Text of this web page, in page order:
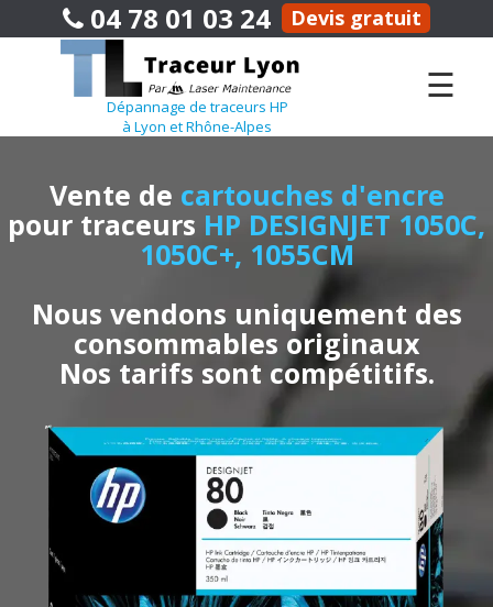
04 78 01 03 24 Devis gratuit
Dépannage de traceurs HP
à Lyon et Rhône-Alpes
☰
Vente de cartouches d'encre
pour traceurs HP DESIGNJET 1050C,
1050C+, 1055CM
Nous vendons uniquement des
consommables originaux
Nos tarifs sont compétitifs.